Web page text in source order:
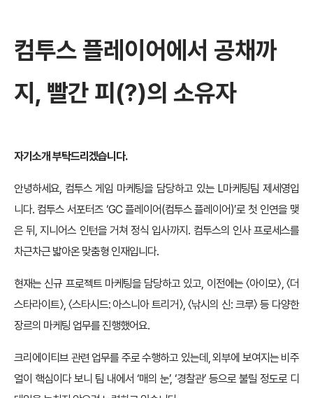
컴투스 플레이어에서 공채까
지, 빨간 피(?)의 소유자
자기소개 부탁드리겠습니다.
안녕하세요, 컴투스 게임 마케팅을 담당하고 있는 L마케팅팀 제세영입
니다. 컴투스 서포터즈 ‘GC 플레이어(컴투스 플레이어)’로 첫 인연을 맺
은 뒤, 지니어스 인턴을 거쳐 정식 입사까지. 컴투스의 인사 프로세스를
차근차근 밟아온 맞춤형 인재입니다.
현재는 신규 프로젝트 마케팅을 담당하고 있고, 이전에는 〈아이모〉, 〈더
스타라이트〉, 〈스타시드: 아스니아 트리거〉, 〈낚시의 신: 크루〉 등 다양한
장르의 마케팅 업무를 진행했어요.
크리에이티브 관련 업무를 주로 수행하고 있는데, 외부에 보여지는 비주
얼이 핵심이다 보니 팀 내에서 ‘매의 눈’, ‘경찰관’ 등으로 불릴 정도로 디